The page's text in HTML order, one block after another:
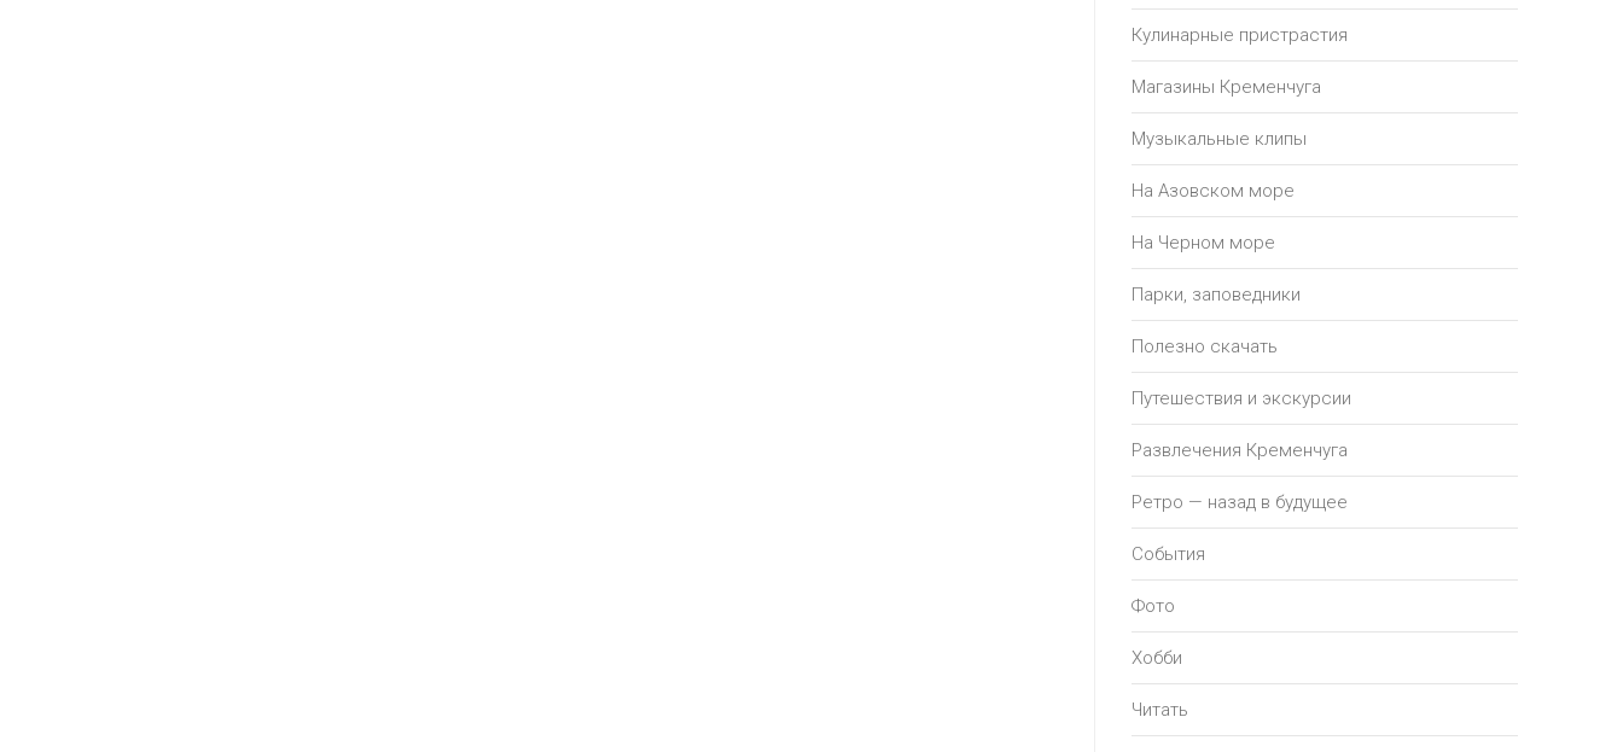
Кулинарные пристрастия
Магазины Кременчуга
Музыкальные клипы
На Азовском море
На Черном море
Парки, заповедники
Полезно скачать
Путешествия и экскурсии
Развлечения Кременчуга
Ретро — назад в будущее
События
Фото
Хобби
Читать